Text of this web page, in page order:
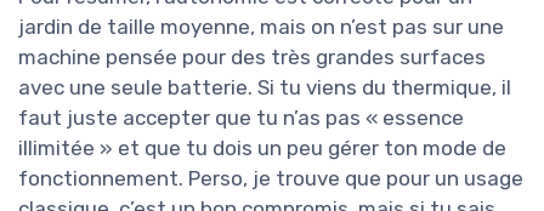
jardin de taille moyenne, mais on n’est pas sur une
machine pensée pour des très grandes surfaces
avec une seule batterie. Si tu viens du thermique, il
faut juste accepter que tu n’as pas « essence
illimitée » et que tu dois un peu gérer ton mode de
fonctionnement. Perso, je trouve que pour un usage